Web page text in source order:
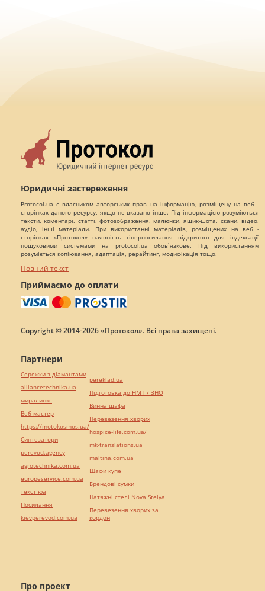
Юридичні застереження
Protocol.ua є власником авторських прав на інформацію, розміщену на веб -
сторінках даного ресурсу, якщо не вказано інше. Під інформацією розуміються
тексти, коментарі, статті, фотозображення, малюнки, ящик-шота, скани, відео,
аудіо, інші матеріали. При використанні матеріалів, розміщених на веб -
сторінках «Протокол» наявність гіперпосилання відкритого для індексації
пошуковими системами на protocol.ua обов`язкове. Під використанням
розуміється копіювання, адаптація, рерайтинг, модифікація тощо.
Повний текст
Приймаємо до оплати
Copyright © 2014-2026 «Протокол». Всі права захищені.
Про проект
Партнери
Сережки з діамантами
alliancetechnika.ua
миралинкс
Веб мастер
https://motokosmos.ua/
Синтезатори
perevod.agency
agrotechnika.com.ua
europeservice.com.ua
текст юа
Посилання
kievperevod.com.ua
pereklad.ua
Підготовка до НМТ / ЗНО
Винна шафа
Перевезення хворих
hospice-life.com.ua/
mk-translations.ua
maltina.com.ua
Шафи купе
Брендові сумки
Натяжні стелі Nova Stelya
Перевезення хворих за
кордон